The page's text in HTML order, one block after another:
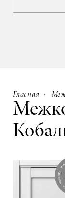
Главная